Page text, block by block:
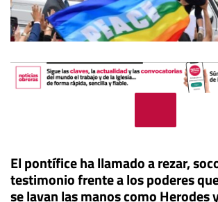
El pontífice ha llamado a rezar,
testimonio frente a los poderes
se lavan las manos como Herodes